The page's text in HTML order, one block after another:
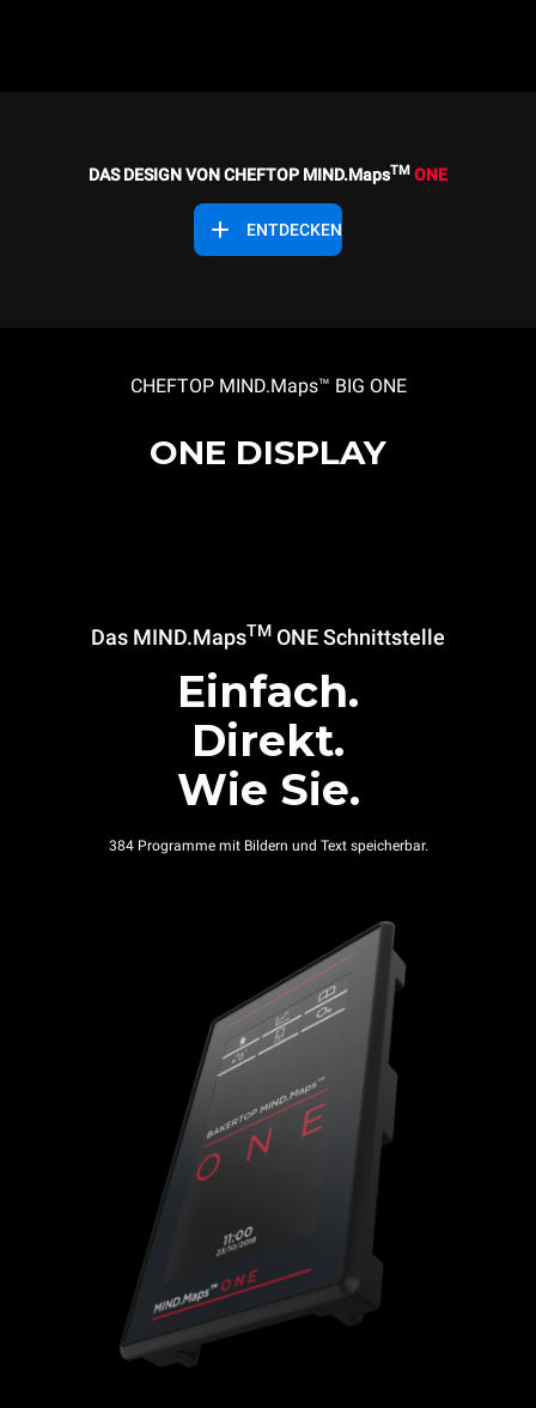
DAS DESIGN VON CHEFTOP MIND.MapsTM ONE
ENTDECKEN
CHEFTOP MIND.Maps™ BIG ONE
ONE DISPLAY
Das MIND.MapsTM ONESchnittstelle
Einfach.
Direkt.
Wie Sie.
384 Programme mit Bildern und Text speicherbar.